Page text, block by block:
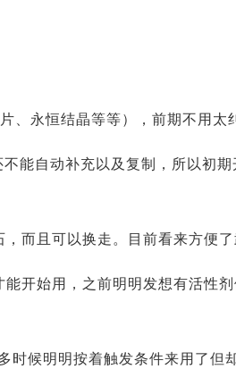
永恒结晶等等），前期不用太
能自动补充以及复制，所以初
而且可以换走。目前看来方便了
开始用，之前明明发想有活性
候明明按着触发条件来用了但